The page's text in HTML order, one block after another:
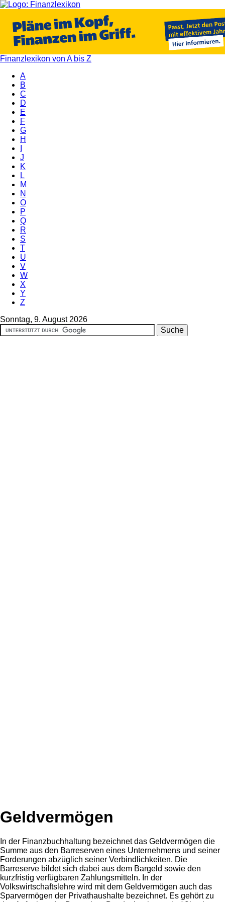
Finanzlexikon von A bis Z
A
B
C
D
E
F
G
H
J
K
L
M
N
O
P
Q
R
S
T
U
V
W
X
Y
Z
Sonntag, 9. August 2026
Geldvermögen
In der Finanzbuchhaltung bezeichnet das Geldvermögen die
Summe aus den Barreserven eines Unternehmens und seiner
Forderungen abzüglich seiner Verbindlichkeiten. Die
Barreserve bildet sich dabei aus dem Bargeld sowie den
kurzfristig verfügbaren Zahlungsmitteln. In der
Volkswirtschaftslehre wird mit dem Geldvermögen auch das
Sparvermögen der Privathaushalte bezeichnet. Es gehört zu